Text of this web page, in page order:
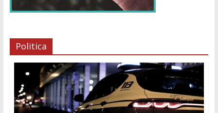
Politica